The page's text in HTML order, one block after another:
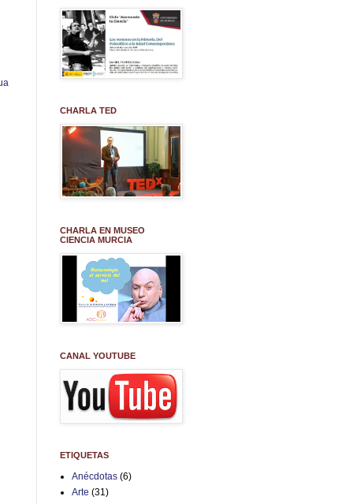
CHARLA TED
CHARLA EN MUSEO
CIENCIA MURCIA
CANAL YOUTUBE
ETIQUETAS
Anécdotas (6)
Arte (31)